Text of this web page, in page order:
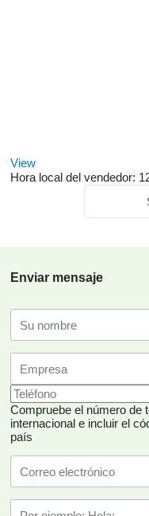
View
Hora local del vendedor:
Enviar mensaje
Compruebe el número de
internacional e incluir el
país